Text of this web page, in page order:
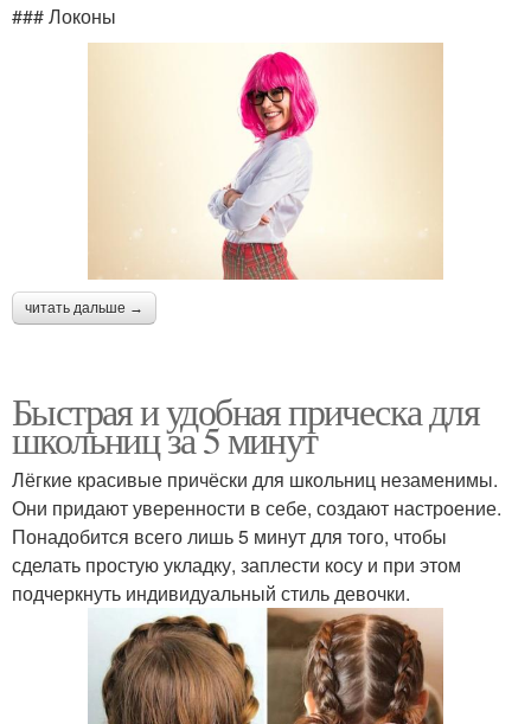
### Локоны
читать дальше →
Быстрая и удобная прическа для
школьниц за 5 минут
Лёгкие красивые причёски для школьниц незаменимы.
Они придают уверенности в себе, создают настроение.
Понадобится всего лишь 5 минут для того, чтобы
сделать простую укладку, заплести косу и при этом
подчеркнуть индивидуальный стиль девочки.